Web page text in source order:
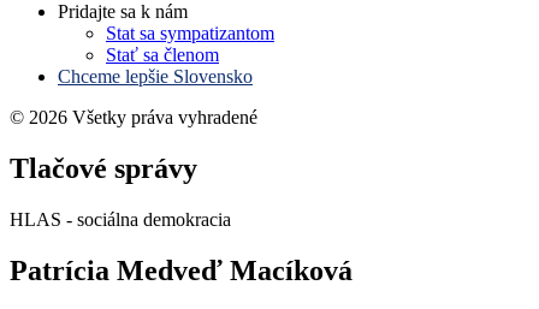
Pridajte sa k nám
Stat sa sympatizantom
Stať sa členom
Chceme lepšie Slovensko
© 2026 Všetky práva vyhradené
Tlačové správy
HLAS - sociálna demokracia
Patrícia Medveď Macíková